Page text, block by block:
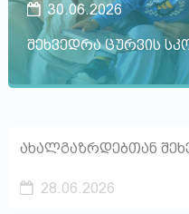
30.06.2026
შეხვედრა ცურვის
ახალგაზრდებთან
28.06.2026